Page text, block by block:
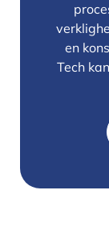
en
Tech